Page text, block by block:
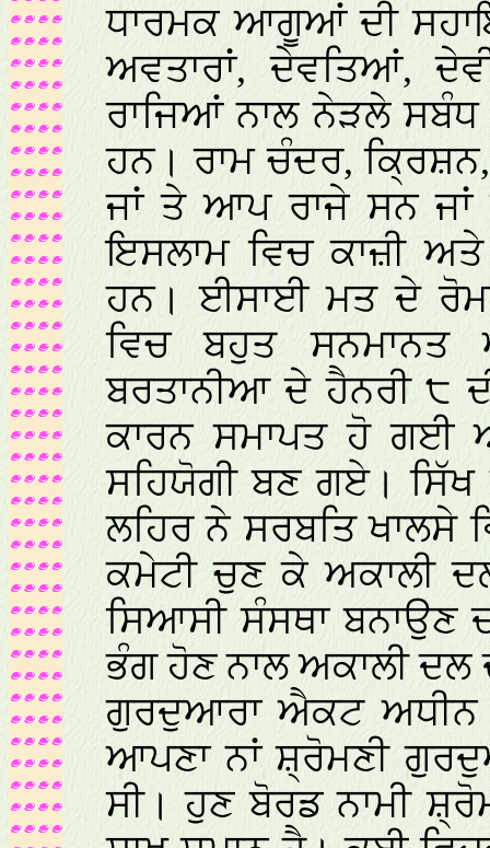
ਧਾਰਮਕ ਆਗੂਆਂ ਦੀ
ਅਵਤਾਰਾਂ, ਦੇਵਤਿਆਂ,
ਰਾਜਿਆਂ ਨਾਲ ਨੇੜਲੇ
ਹਨ। ਰਾਮ ਚੰਦਰ,
ਜਾਂ ਤੇ ਆਪ ਰਾਜੇ ਸਨ
ਇਸਲਾਮ ਵਿਚ ਕਾਜ਼ੀ
ਹਨ। ਈਸਾਈ ਮਤ ਦੇ
ਵਿਚ ਬਹੁਤ ਸਨਮਾਨਤ
ਬਰਤਾਨੀਆ ਦੇ ਹੈਨਰੀ ੮
ਕਾਰਨ ਸਮਾਪਤ ਹੋ ਗਈ
ਸਹਿਯੋਗੀ ਬਣ ਗਏ।
ਲਹਿਰ ਨੇ ਸਰਬਤਿ ਖਾਲਸੇ
ਕਮੇਟੀ ਚੁਣ ਕੇ ਅਕਾਲੀ
ਸਿਆਸੀ ਸੰਸਥਾ ਬਨਾਉਣ
ਭੰਗ ਹੋਣ ਨਾਲ ਅਕਾਲੀ ਦਲ
ਗੁਰਦੁਆਰਾ ਐਕਟ ਅਧੀਨ
ਆਪਣਾ ਨਾਂ ਸ਼੍ਰੋਮਣੀ
ਸੀ। ਹੁਣ ਬੋਰਡ ਨਾਮੀ